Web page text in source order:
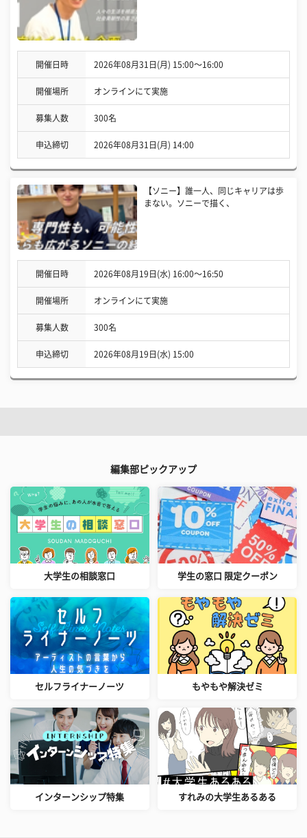
開催日時 2026年08月31日(月) 15:00〜16:00
開催場所 オンラインにて実施
募集人数 300名
申込締切 2026年08月31日(月) 14:00
【ソニー】誰一人、同じキャリアは歩
まない。ソニーで描く、
開催日時 2026年08月19日(水) 16:00〜16:50
開催場所 オンラインにて実施
募集人数 300名
申込締切 2026年08月19日(水) 15:00
編集部ピックアップ
大学生の相談窓口 学生の窓口 限定クーポン
セルフライナーノーツ もやもや解決ゼミ
インターンシップ特集 すれみの大学生あるある